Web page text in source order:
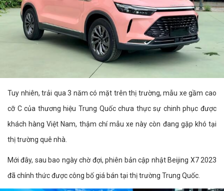
Tuy nhiên, trải qua 3 năm có mặt trên thị trường, mẫu xe gầm cao
cỡ C của thương hiệu Trung Quốc chưa thực sự chinh phục được
khách hàng Việt Nam, thậm chí mẫu xe này còn đang gặp khó tại
thị trường quê nhà.
Mới đây, sau bao ngày chờ đợi, phiên bản cập nhật Beijing X7 2023
đã chính thức được công bố giá bán tại thị trường Trung Quốc.